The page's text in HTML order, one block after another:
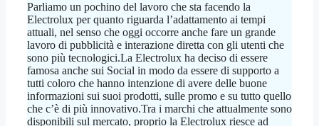
Parliamo un pochino del lavoro che sta facendo la
Electrolux per quanto riguarda l’adattamento ai tempi
attuali, nel senso che oggi occorre anche fare un grande
lavoro di pubblicità e interazione diretta con gli utenti che
sono più tecnologici.La Electrolux ha deciso di essere
famosa anche sui Social in modo da essere di supporto a
tutti coloro che hanno intenzione di avere delle buone
informazioni sui suoi prodotti, sulle promo e su tutto quello
che c’è di più innovativo.Tra i marchi che attualmente sono
disponibili sul mercato, proprio la Electrolux riesce ad